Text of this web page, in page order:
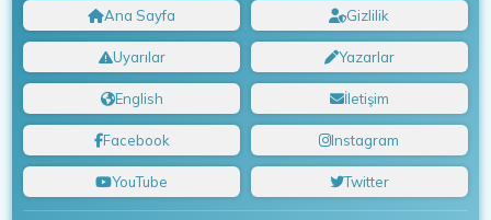
Ana Sayfa Gizlilik
Uyarılar Yazarlar
English İletişim
Facebook Instagram
YouTube Twitter